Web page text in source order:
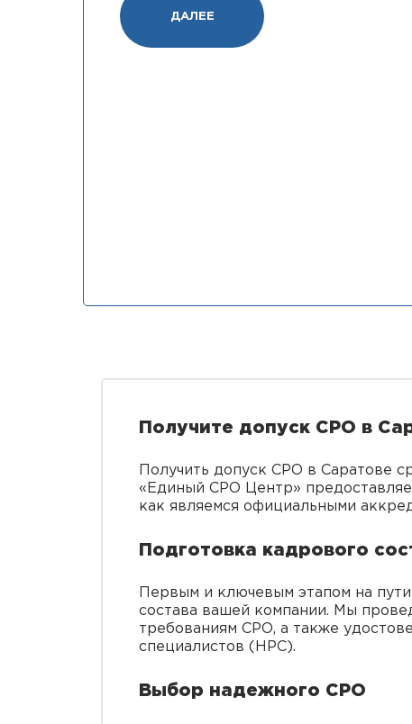
ДАЛЕЕ
Получите допуск СРО в
Получить допуск СРО в Саратове
«Единый СРО Центр»
как являемся официальными
Подготовка кадрового
Первым и ключевым этапом на
состава вашей компании. Мы
требованиям СРО, а также
специалистов (НРС).
Выбор надежного СРО